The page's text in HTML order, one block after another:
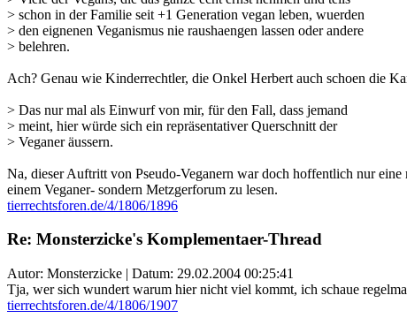
> schon in der Familie seit +1 Generation vegan leben, wuerden
> den eignenen Veganismus nie raushaengen lassen oder andere
> belehren.
Ach? Genau wie Kinderrechtler, die Onkel Herbert auch schoen die
> Das nur mal als Einwurf von mir, für den Fall, dass jemand
> meint, hier würde sich ein repräsentativer Querschnitt der
> Veganer äussern.
Na, dieser Auftritt von Pseudo-Veganern war doch hoffentlich nur
einem Veganer- sondern Metzgerforum zu lesen.
tierrechtsforen.de/4/1806/1896
Re: Monsterzicke's Komplementaer-Thread
Autor: Monsterzicke | Datum: 29.02.2004 00:25:41
Tja, wer sich wundert warum hier nicht viel kommt, ich schaue
tierrechtsforen.de/4/1806/1907